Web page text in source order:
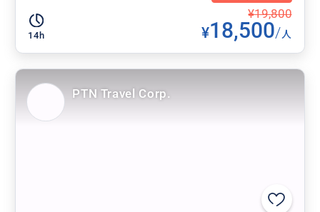
14h
¥19,800
¥18,500/人
PTN Travel Corp.